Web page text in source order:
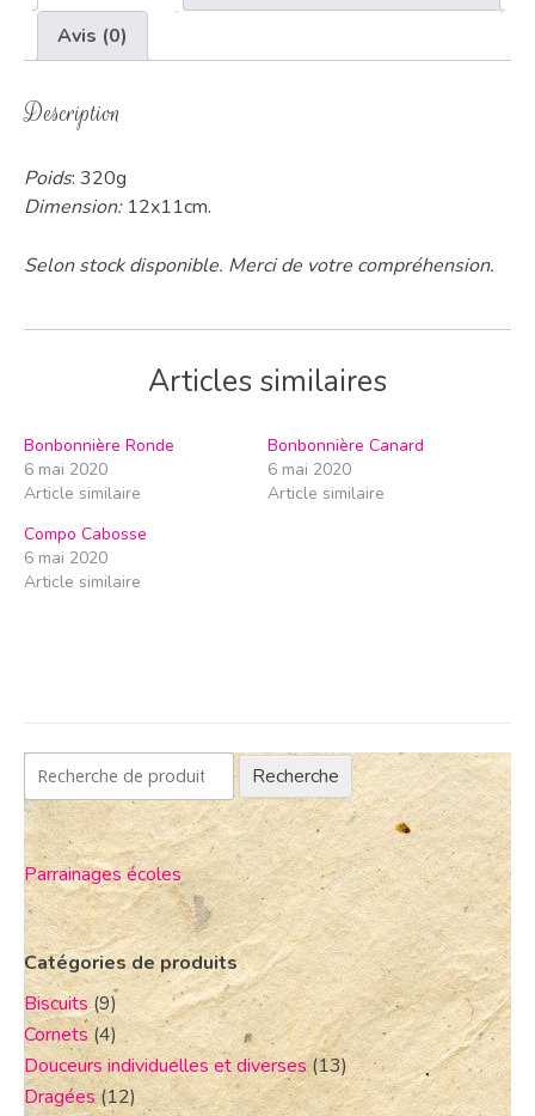
Avis (0)
Description
Poids: 320g
Dimension: 12x11cm.
Selon stock disponible. Merci de votre compréhension.
Articles similaires
Bonbonnière Ronde
6 mai 2020
Article similaire
Bonbonnière Canard
6 mai 2020
Article similaire
Compo Cabosse
6 mai 2020
Article similaire
Recherche
Parrainages écoles
Catégories de produits
Biscuits(9)
Cornets(4)
Douceurs individuelles et diverses (13)
Dragées(12)